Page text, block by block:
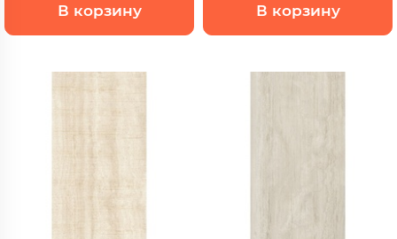
В корзину В корзину